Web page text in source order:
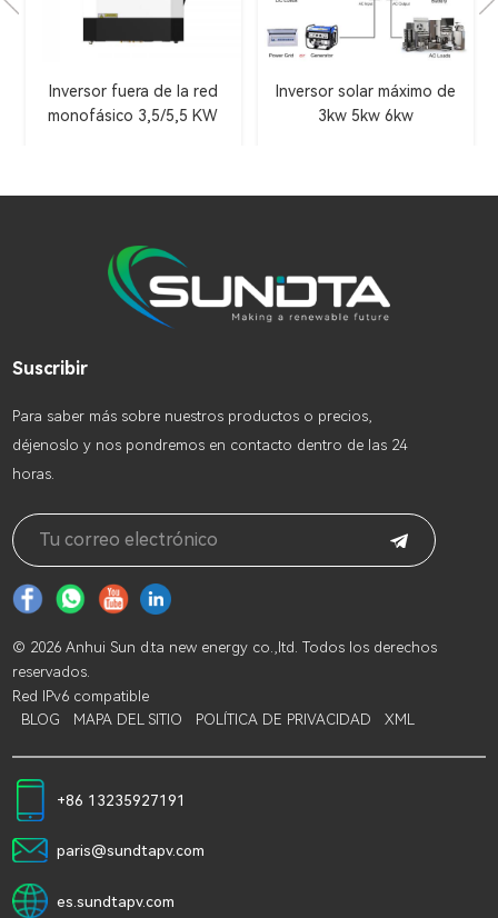
Inversor solar máximo de
3kw 5kw 6kw
Inversor solar Growatt
fuera de la red de 3,5
Suscribir
Para saber más sobre nuestros productos o precios,
déjenoslo y nos pondremos en contacto dentro de las 24
horas.
© 2026 Anhui Sun d.ta new energy co.,ltd. Todos los derechos
reservados.
Red IPv6 compatible
BLOG
MAPA DEL SITIO POLÍTICA DE PRIVACIDAD XML
+86 13235927191
paris@sundtapv.com
es.sundtapv.com